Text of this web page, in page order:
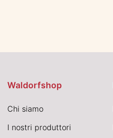
Waldorfshop
Chi siamo
I nostri produttori